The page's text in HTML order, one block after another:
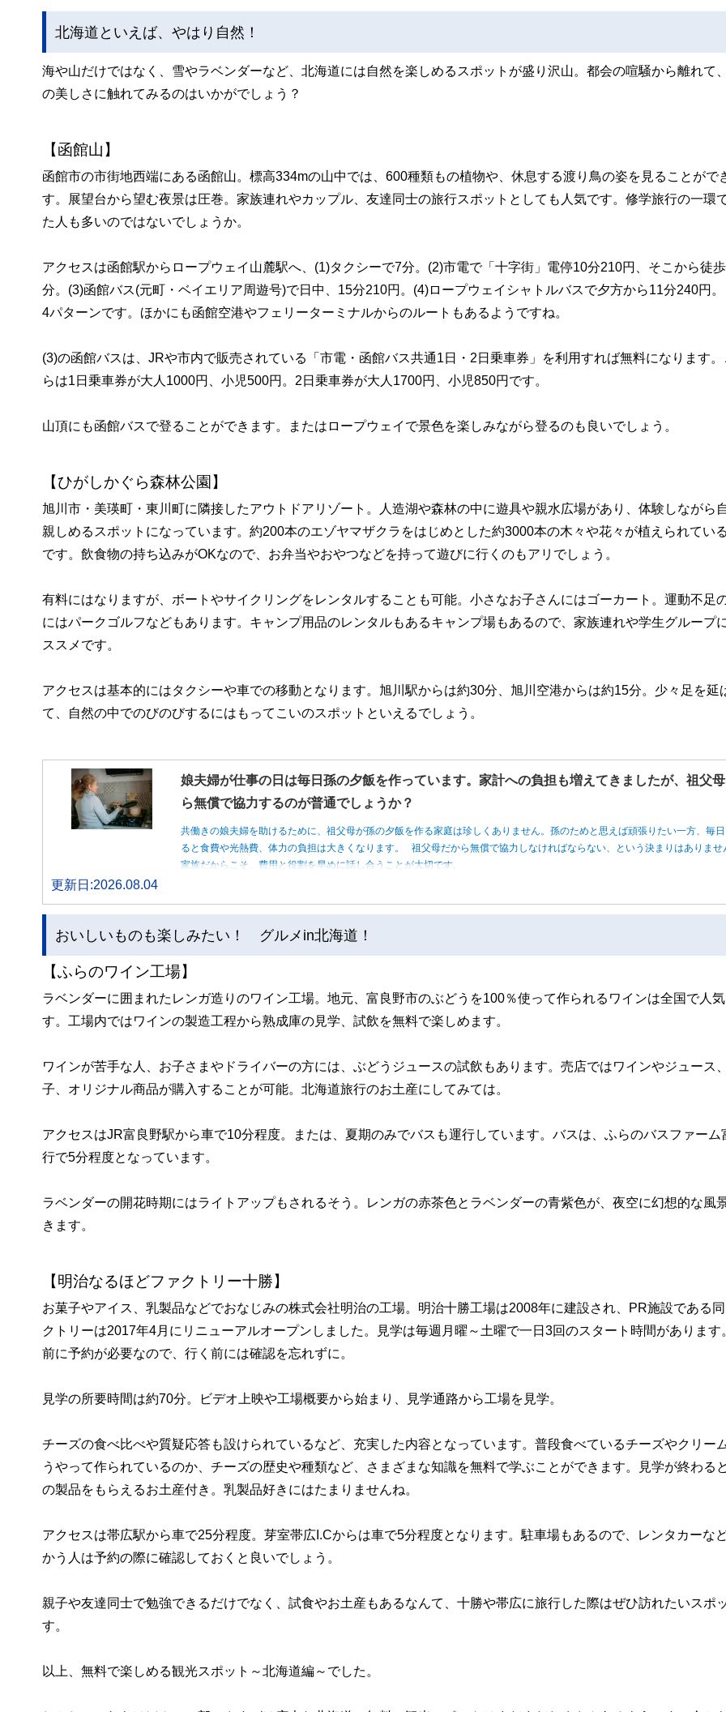
と、読み応えのあるコンテンツと確かな情報発信を実現しています。
私たちは、快適でより良い生活のアイデアを提供するお金のコンシェルジュを目指します。
北海道といえば、やはり自然！
海や山だけではなく、雪やラベンダーなど、北海道には自然を楽しめるスポットが盛り沢山。都会の喧騒から離れて
の美しさに触れてみるのはいかがでしょう？
【函館山】
函館市の市街地西端にある函館山。標高334mの山中では、600種類もの植物や、休息する渡り鳥の姿を見ることがで
す。展望台から望む夜景は圧巻。家族連れやカップル、友達同士の旅行スポットとしても人気です。修学旅行の一環
た人も多いのではないでしょうか。
アクセスは函館駅からロープウェイ山麓駅へ、(1)タクシーで7分。(2)市電で「十字街」電停10分210円、そこから徒
分。(3)函館バス(元町・ベイエリア周遊号)で日中、15分210円。(4)ロープウェイシャトルバスで夕方から11分240円
4パターンです。ほかにも函館空港やフェリーターミナルからのルートもあるようですね。
(3)の函館バスは、JRや市内で販売されている「市電・函館バス共通1日・2日乗車券」を利用すれば無料になります。
らは1日乗車券が大人1000円、小児500円。2日乗車券が大人1700円、小児850円です。
山頂にも函館バスで登ることができます。またはロープウェイで景色を楽しみながら登るのも良いでしょう。
【ひがしかぐら森林公園】
旭川市・美瑛町・東川町に隣接したアウトドアリゾート。人造湖や森林の中に遊具や親水広場があり、体験しながら
親しめるスポットになっています。約200本のエゾヤマザクラをはじめとした約3000本の木々や花々が植えられてい
です。飲食物の持ち込みがOKなので、お弁当やおやつなどを持って遊びに行くのもアリでしょう。
有料にはなりますが、ボートやサイクリングをレンタルすることも可能。小さなお子さんにはゴーカート。運動不足
にはパークゴルフなどもあります。キャンプ用品のレンタルもあるキャンプ場もあるので、家族連れや学生グループ
ススメです。
アクセスは基本的にはタクシーや車での移動となります。旭川駅からは約30分、旭川空港からは約15分。少々足を延
て、自然の中でのびのびするにはもってこいのスポットといえるでしょう。
娘夫婦が仕事の日は毎日孫の夕飯を作っています。家計への負担も増えてきましたが、祖父
ら無償で協力するのが普通でしょうか？
共働きの娘夫婦を助けるために、祖父母が孫の夕飯を作る家庭は珍しくありません。孫のためと思えば頑張りたい一方、毎日
ると食費や光熱費、体力の負担は大きくなります。 祖父母だから無償で協力しなければならない、という決まりはありませ
家族だからこそ、費用と役割を早めに話し合うことが大切です。
更新日:2026.08.04
おいしいものも楽しみたい！ グルメin北海道！
【ふらのワイン工場】
ラベンダーに囲まれたレンガ造りのワイン工場。地元、富良野市のぶどうを100％使って作られるワインは全国で人
す。工場内ではワインの製造工程から熟成庫の見学、試飲を無料で楽しめます。
ワインが苦手な人、お子さまやドライバーの方には、ぶどうジュースの試飲もあります。売店ではワインやジュース
子、オリジナル商品が購入することが可能。北海道旅行のお土産にしてみては。
アクセスはJR富良野駅から車で10分程度。または、夏期のみでバスも運行しています。バスは、ふらのバスファーム
行で5分程度となっています。
ラベンダーの開花時期にはライトアップもされるそう。レンガの赤茶色とラベンダーの青紫色が、夜空に幻想的な風
きます。
【明治なるほどファクトリー十勝】
お菓子やアイス、乳製品などでおなじみの株式会社明治の工場。明治十勝工場は2008年に建設され、PR施設である
クトリーは2017年4月にリニューアルオープンしました。見学は毎週月曜～土曜で一日3回のスタート時間があります
前に予約が必要なので、行く前には確認を忘れずに。
見学の所要時間は約70分。ビデオ上映や工場概要から始まり、見学通路から工場を見学。
チーズの食べ比べや質疑応答も設けられているなど、充実した内容となっています。普段食べているチーズやクリー
うやって作られているのか、チーズの歴史や種類など、さまざまな知識を無料で学ぶことができます。見学が終わる
の製品をもらえるお土産付き。乳製品好きにはたまりませんね。
アクセスは帯広駅から車で25分程度。芽室帯広I.Cからは車で5分程度となります。駐車場もあるので、レンタカーな
かう人は予約の際に確認しておくと良いでしょう。
親子や友達同士で勉強できるだけでなく、試食やお土産もあるなんて、十勝や帯広に旅行した際はぜひ訪れたいスポ
す。
以上、無料で楽しめる観光スポット～北海道編～でした。